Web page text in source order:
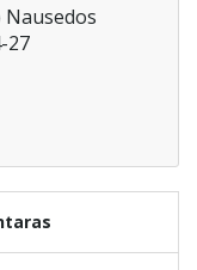
27